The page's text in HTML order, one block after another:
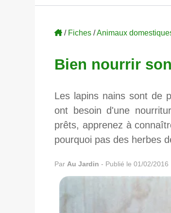
/ Fiches /Animaux
Bien nourrir
Les lapins nains sont de
ont besoin d'une
prêts, apprenez à
pourquoi pas des herbes
Par Au Jardin - Publié le 01/02/2016